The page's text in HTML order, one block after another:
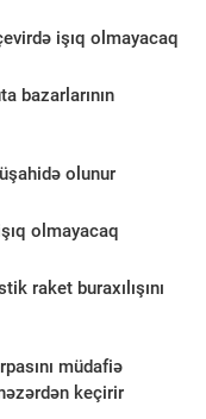
işıq olmayacaq
bazarlarının
olunur
olmayacaq
raket buraxılışını
müdafiə
keçirir